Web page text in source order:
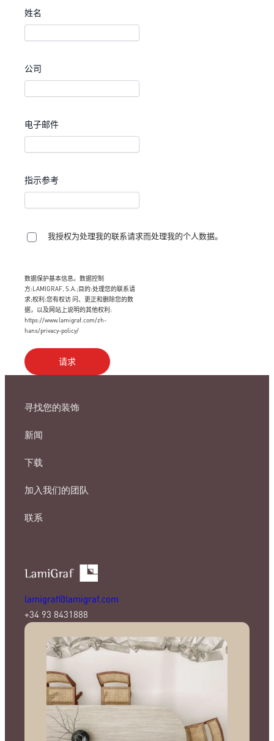
姓名
公司
电子邮件
指示参考
我授权为处理我的联系请求而处理我的个人数据。
数据保护基本信息。数据控制
方:LAMIGRAF, S.A.;目的:处理您的联系请
求;权利:您有权访 问、更正和删除您的数
据，以及网站上说明的其他权利:
https://www.lamigraf.com/zh-
hans/privacy-policy/
寻找您的装饰
新闻
下载
加入我们的团队
联系
lamigraf@lamigraf.com
+34 93 8431888